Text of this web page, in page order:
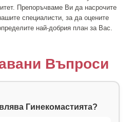
Препоръчваме Ви да насрочите
специалисти, за да оцените
най-добрия план за Вас.
Въпроси
Гинекомастията?